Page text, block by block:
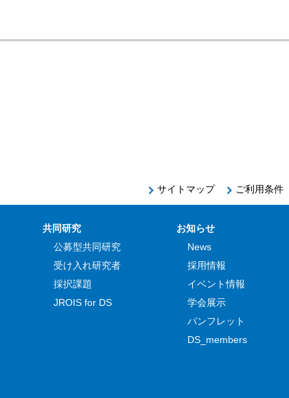
サイトマップ ご利用条件
共同研究
公募型共同研究
受け入れ研究者
採択課題
JROIS for DS
お知らせ
News
採用情報
イベント情報
学会展示
パンフレット
DS_members